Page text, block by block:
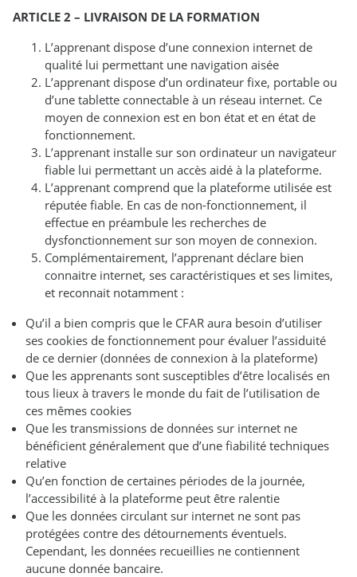
ARTICLE 2 – LIVRAISON DE LA FORMATION
L’apprenant dispose d’une connexion internet de
qualité lui permettant une navigation aisée
L’apprenant dispose d’un ordinateur fixe, portable ou
d’une tablette connectable à un réseau internet. Ce
moyen de connexion est en bon état et en état de
fonctionnement.
L’apprenant installe sur son ordinateur un navigateur
fiable lui permettant un accès aidé à la plateforme.
L’apprenant comprend que la plateforme utilisée est
réputée fiable. En cas de non-fonctionnement, il
effectue en préambule les recherches de
dysfonctionnement sur son moyen de connexion.
Complémentairement, l’apprenant déclare bien
connaitre internet, ses caractéristiques et ses limites,
et reconnait notamment :
Qu’il a bien compris que le CFAR aura besoin d’utiliser
ses cookies de fonctionnement pour évaluer l’assiduité
de ce dernier (données de connexion à la plateforme)
Que les apprenants sont susceptibles d’être localisés en
tous lieux à travers le monde du fait de l’utilisation de
ces mêmes cookies
Que les transmissions de données sur internet ne
bénéficient généralement que d’une fiabilité techniques
relative
Qu’en fonction de certaines périodes de la journée,
l’accessibilité à la plateforme peut être ralentie
Que les données circulant sur internet ne sont pas
protégées contre des détournements éventuels.
Cependant, les données recueillies ne contiennent
aucune donnée bancaire.